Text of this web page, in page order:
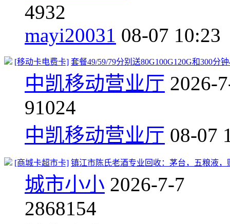
4932
mayi20031 08-07 10:23
[移动卡电费卡] 套餐49/59/79分别送80G100G120G和300分
中凯移动营业厅 2026-
91024
中凯移动营业厅 08-07
[商城卡超市卡] 镇江市陈氏老酒专业回收：茅台，五粮液，
城市小小 2026-7-7
2868154